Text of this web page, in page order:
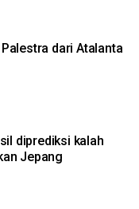
dari Atalanta
diprediksi kalah
Jepang